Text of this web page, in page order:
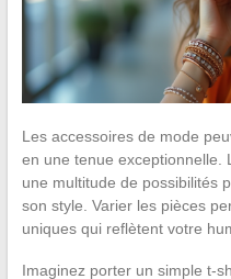
Les accessoires de mode
en une tenue exceptionnelle.
une multitude de possibilités
son style. Varier les pièces
uniques qui reflètent votre
Imaginez porter un simple t-